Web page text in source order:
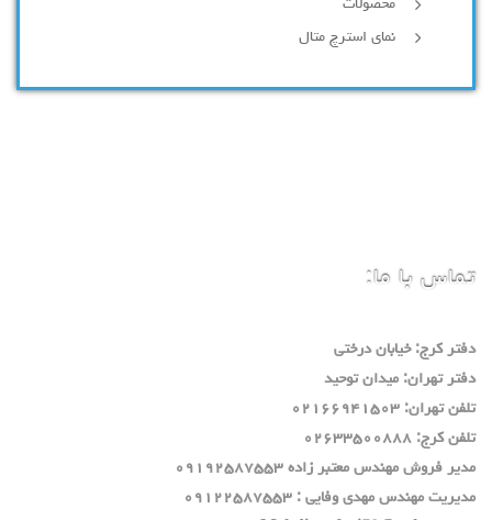
محصولات
نمای استرچ متال
تماس با ما:
دفتر كرج: خيابان درختي
دفتر تهران: ميدان توحيد
تلفن تهران: ٠٢١٦٦٩٤١٥٠٣
تلفن كرج: ٠٢٦٣٣٥٠٠٨٨٨
مدير فروش مهندس معتبر زاده ٠٩١٩٢٥٨٧٥٥٣
مديريت مهندس مهدي وفايي : ٠٩١٢٢٥٨٧٥٥٣